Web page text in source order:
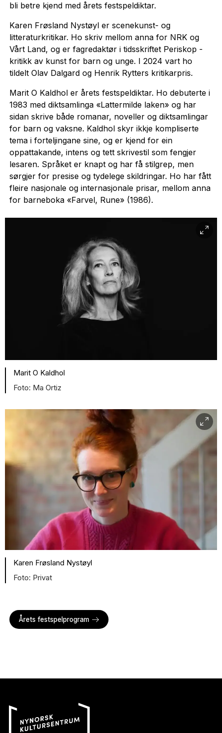
bli betre kjend med årets festspeldiktar.
Karen Frøsland Nystøyl er scenekunst- og
litteraturkritikar. Ho skriv mellom anna for NRK og
Vårt Land, og er fagredaktør i tidsskriftet Periskop -
kritikk av kunst for barn og unge. I 2024 vart ho
tildelt Olav Dalgard og Henrik Rytters kritikarpris.
Marit O Kaldhol er årets festspeldiktar. Ho debuterte i
1983 med diktsamlinga «Lattermilde laken» og har
sidan skrive både romanar, noveller og diktsamlingar
for barn og vaksne. Kaldhol skyr ikkje kompliserte
tema i forteljingane sine, og er kjend for ein
oppattakande, intens og tett skrivestil som fengjer
lesaren. Språket er knapt og har få stilgrep, men
sørgjer for presise og tydelege skildringar. Ho har fått
fleire nasjonale og internasjonale prisar, mellom anna
for barneboka «Farvel, Rune» (1986).
Marit O Kaldhol
Ma Ortiz
Karen Frøsland Nystøyl
Privat
Årets festspelprogram